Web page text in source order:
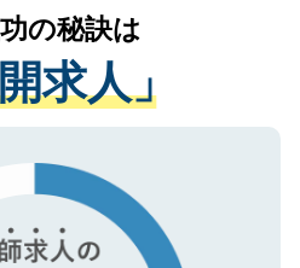
り扱いについての厳密な
た事業者のみに付与され
マークを取得済みです。
してもご安心ください。
の医療機関の状況や紹介
ら、適切なアドバイスを
す。すぐにご転職をされ
的なサポートが可能です
録ください。
の秘訣は
求人」